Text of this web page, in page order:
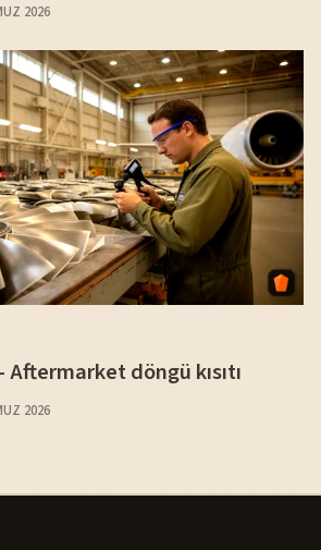
2026
döngü kısıtı
2026